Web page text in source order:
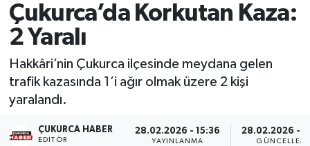
Çukurca’da Korkutan Kaza:
2 Yaralı
Hakkâri’nin Çukurca ilçesinde meydana gelen
trafik kazasında 1’i ağır olmak üzere 2 kişi
yaralandı.
ÇUKURCA HABER
EDITÖR
28.02.2026 - 15:36
YAYINLANMA
28.02.2026 -
Ekonomi
Hakkari
Tüm Manşetler